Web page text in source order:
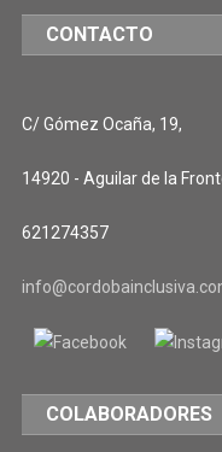
CONTACTO
C/ Gómez Ocaña, 19,
14920 - Aguilar de la
621274357
COLABORADORES